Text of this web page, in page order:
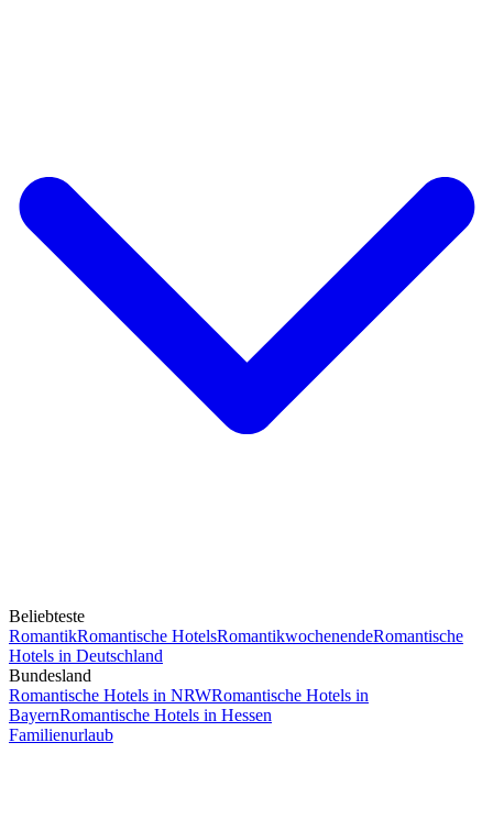
Beliebteste
RomantikRomantische HotelsRomantikwochenendeRomantische
Hotels in Deutschland
Bundesland
Romantische Hotels in NRWRomantische Hotels in
BayernRomantische Hotels in Hessen
Familienurlaub